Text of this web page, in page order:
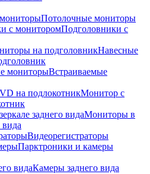
Потолочные мониторы
Подголовники с
Навесные
Встраиваемые
Монитор с
Мониторы в
вида
Видеорегистраторы
Парктроники и камеры
Камеры заднего вида